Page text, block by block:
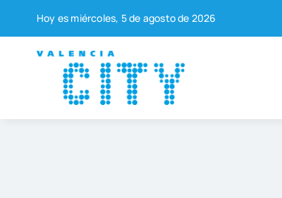
contenido
Hoy es miér­co­les, 5 de agos­to de 2026